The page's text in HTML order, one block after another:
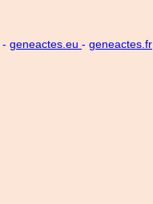
- geneactes.eu - geneactes.fr